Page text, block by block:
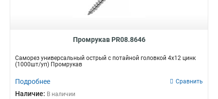
Промрукав PR08.8646
Саморез универсальный острый с потайной головкой 4x12 цинк
(1000шт/уп) Промрукав
Подробнее Сравнить
Наличие: В наличии